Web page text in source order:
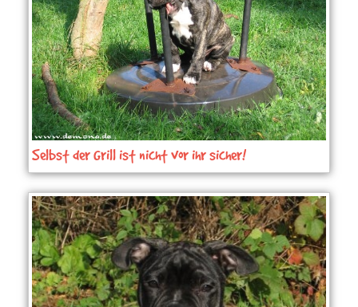
Selbst der Grill ist nicht vor ihr sicher!